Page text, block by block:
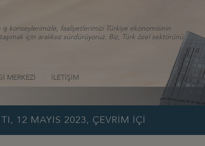
konseylerimizle, faaliyetlerimizi Türkiye ekonomisinin
için aralıksız sürdürüyoruz. Biz, Türk özel sektörünü
MERKEZİ İLETİŞİM
12 MAYIS 2023, ÇEVRİM İÇİ